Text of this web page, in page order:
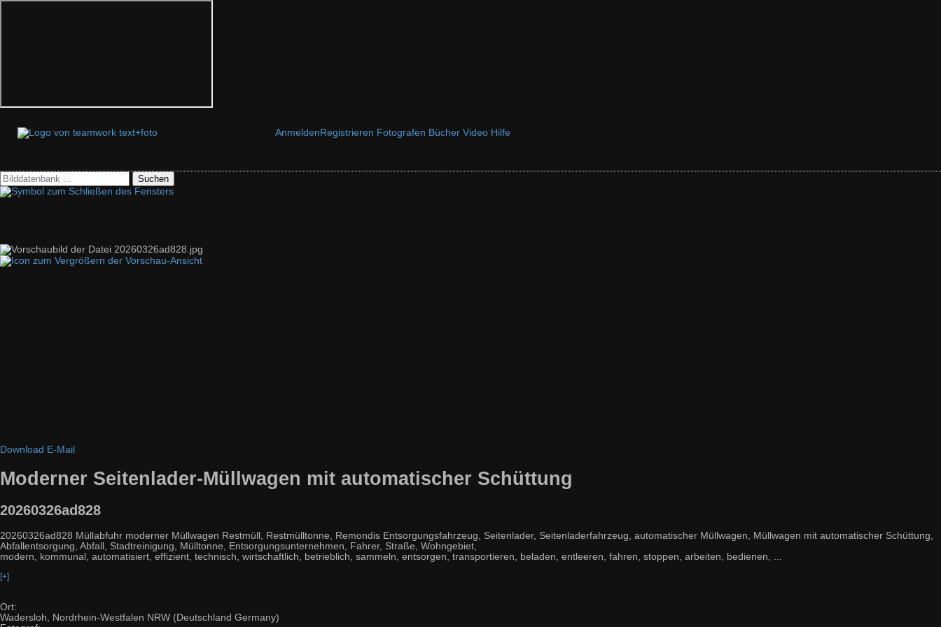
Anmelden Registrieren Fotografen Bücher Video Hilfe
Suchen
Download E-Mail
Moderner Seitenlader-Müllwagen mit automatischer Schüttung
20260326ad828
20260326ad828 Müllabfuhr moderner Müllwagen Restmüll, Restmülltonne, Remondis Entsorgungsfahrzeug, Seitenlader, Seitenladerfahrzeug, automatischer Müllwagen, Müllwagen mit automatischer Schüttung,
Abfallentsorgung, Abfall, Stadtreinigung, Mülltonne, Entsorgungsunternehmen, Fahrer, Straße, Wohngebiet,
modern, kommunal, automatisiert, effizient, technisch, wirtschaftlich, betrieblich, sammeln, entsorgen, transportieren, beladen, entleeren, fahren, stoppen, arbeiten, bedienen, ...
[+]
Ort:
Wadersloh, Nordrhein-Westfalen NRW (Deutschland Germany)